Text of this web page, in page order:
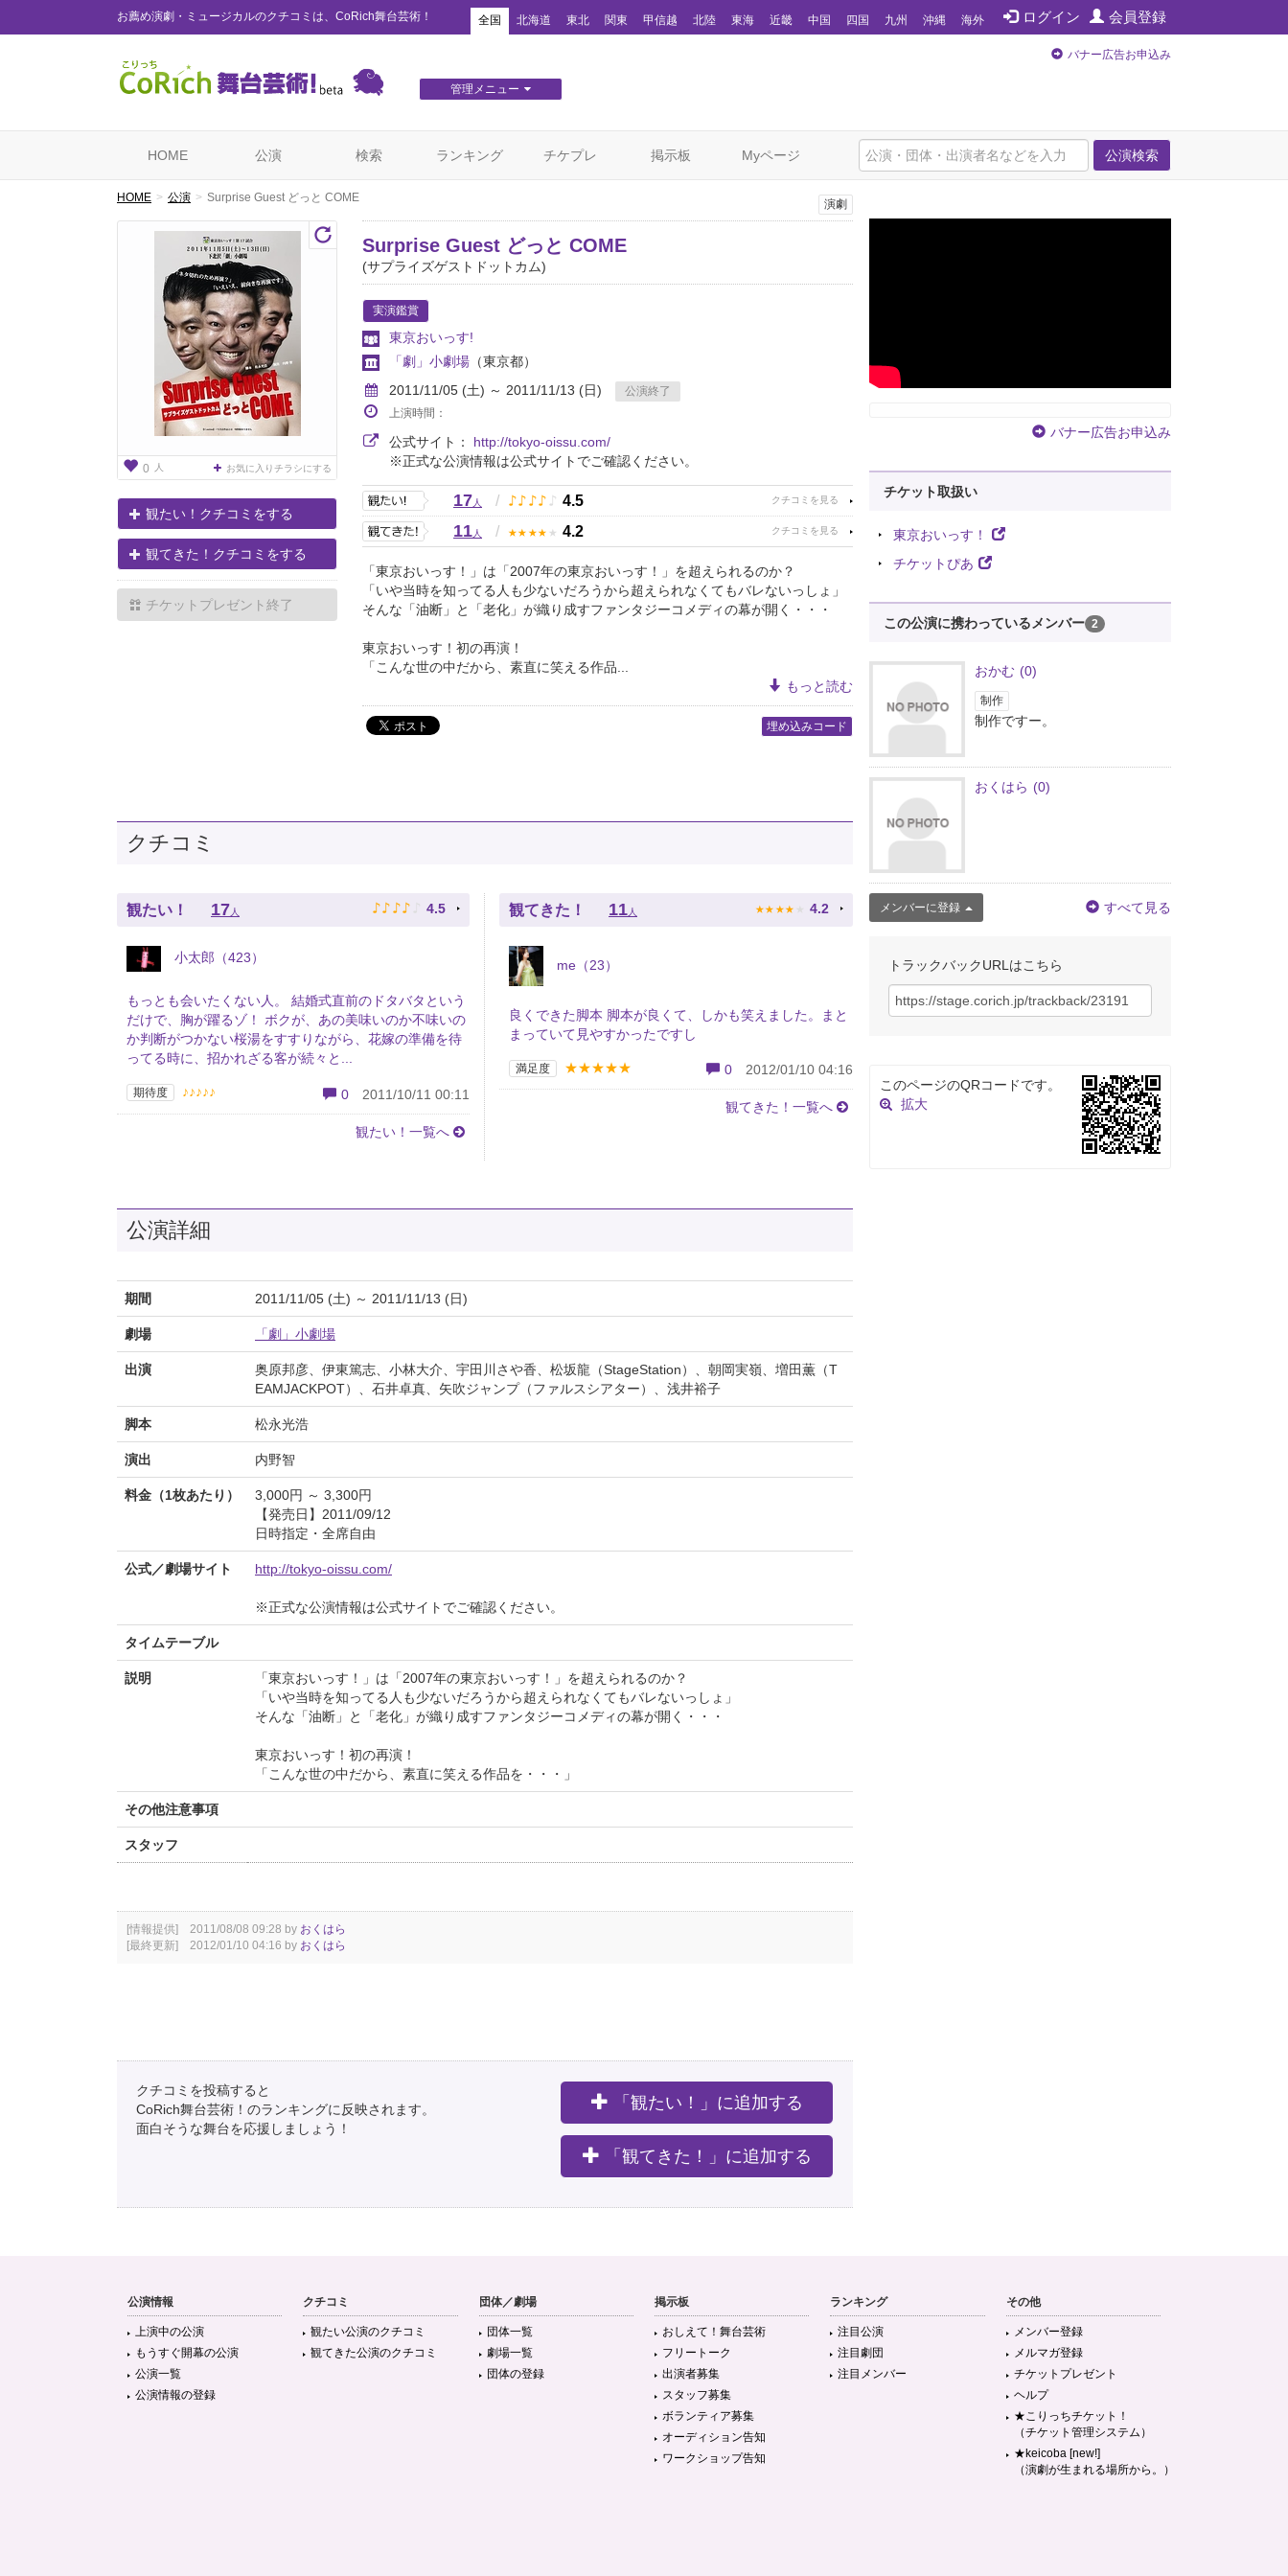
お薦め演劇・ミュージカルのクチコミは、CoRich舞台芸術！ ログイン 会員登録
全国 北海道 東北 関東 甲信越 北陸 東海 近畿 中国 四国 九州 沖縄 海外
管理メニュー
バナー広告お申込み
公演検索
HOME 公演 検索 ランキング チケプレ 掲示板 Myページ
HOME 公演 Surprise Guest どっと COME
0 人 お気に入りチラシにする
観たい！クチコミをする
観てきた！クチコミをする
チケットプレゼント終了
演劇
Surprise Guest どっと COME
(サプライズゲストドットカム)
実演鑑賞
東京おいっす!
「劇」小劇場 （東京都）
2011/11/05 (土) ～ 2011/11/13 (日)
公演終了
上演時間：
公式サイト： http://tokyo-oissu.com/
※正式な公演情報は公式サイトでご確認ください。
17人 / ♪ ♪ ♪ ♪ ♪ 4.5
11人 / ★ ★ ★ ★ ★ 4.2
「東京おいっす！」は「2007年の東京おいっす！」を超えられるのか？
「いや当時を知ってる人も少ないだろうから超えられなくてもバレないっしょ」
そんな「油断」と「老化」が織り成すファンタジーコメディの幕が開く・・・
東京おいっす！初の再演！
「こんな世の中だから、素直に笑える作品...
もっと読む
埋め込みコード
クチコミ
観たい！ 17 人 ♪ ♪ ♪ ♪ ♪ 4.5
小太郎（423）
もっとも会いたくない人。 結婚式直前のドタバタという
だけで、胸が躍るゾ！ ボクが、あの美味いのか不味いの
か判断がつかない桜湯をすすりながら、花嫁の準備を待
ってる時に、招かれざる客が続々と...
期待度 ♪♪♪♪♪ 0 2011/10/11 00:11
観たい！一覧へ
観てきた！ 11 人 ★ ★ ★ ★ ★ 4.2
me（23）
良くできた脚本 脚本が良くて、しかも笑えました。まと
まっていて見やすかったですし
満足度 ★★★★★ 0 2012/01/10 04:16
観てきた！一覧へ
公演詳細
期間 2011/11/05 (土) ～ 2011/11/13 (日)
劇場 「劇」小劇場
出演
奥原邦彦、伊東篤志、小林大介、宇田川さや香、松坂龍（StageStation）、朝岡実嶺、増田薫（T
EAMJACKPOT）、石井卓真、矢吹ジャンプ（ファルスシアター）、浅井裕子
脚本 松永光浩
演出 内野智
料金（1枚あたり）
3,000円 ～ 3,300円
【発売日】2011/09/12
日時指定・全席自由
公式／劇場サイト http://tokyo-oissu.com/
※正式な公演情報は公式サイトでご確認ください。
タイムテーブル
説明
「東京おいっす！」は「2007年の東京おいっす！」を超えられるのか？
「いや当時を知ってる人も少ないだろうから超えられなくてもバレないっしょ」
そんな「油断」と「老化」が織り成すファンタジーコメディの幕が開く・・・
東京おいっす！初の再演！
「こんな世の中だから、素直に笑える作品を・・・」
その他注意事項
スタッフ
[情報提供] 2011/08/08 09:28 by おくはら
[最終更新] 2012/01/10 04:16 by おくはら
クチコミを投稿すると
CoRich舞台芸術！のランキングに反映されます。
面白そうな舞台を応援しましょう！
「観たい！」に追加する
「観てきた！」に追加する
バナー広告お申込み
チケット取扱い
東京おいっす！
チケットぴあ
この公演に携わっているメンバー 2
おかむ (0)
制作
制作ですー。
おくはら (0)
メンバーに登録 すべて見る
トラックバックURLはこちら
このページのQRコードです。
拡大
公演情報
上演中の公演
もうすぐ開幕の公演
公演一覧
公演情報の登録
クチコミ
観たい公演のクチコミ
観てきた公演のクチコミ
団体／劇場
団体一覧
劇場一覧
団体の登録
掲示板
おしえて！舞台芸術
フリートーク
出演者募集
スタッフ募集
ボランティア募集
オーディション告知
ワークショップ告知
ランキング
注目公演
注目劇団
注目メンバー
その他
メンバー登録
メルマガ登録
チケットプレゼント
ヘルプ
★こりっちチケット！
（チケット管理システム）
★keicoba [new!]
（演劇が生まれる場所から。）